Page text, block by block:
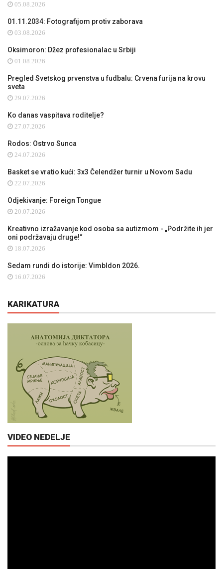
05.08.2026
01.11.2034: Fotografijom protiv zaborava
03.08.2026
Oksimoron: Džez profesionalac u Srbiji
01.08.2026
Pregled Svetskog prvenstva u fudbalu: Crvena furija na krovu
sveta
29.07.2026
Ko danas vaspitava roditelje?
27.07.2026
Rodos: Ostrvo Sunca
24.07.2026
Basket se vratio kući: 3x3 Čelendžer turnir u Novom Sadu
22.07.2026
Odjekivanje: Foreign Tongue
20.07.2026
Kreativno izražavanje kod osoba sa autizmom - „Podržite ih jer
oni podržavaju druge!“
18.07.2026
Sedam rundi do istorije: Vimbldon 2026.
16.07.2026
KARIKATURA
VIDEO NEDELJE